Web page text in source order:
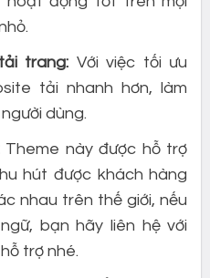
trang: Với việc tối ưu
tải nhanh hơn, làm
dùng.
Theme này được hỗ trợ
hút được khách hàng
nhau trên thế giới, nếu
bạn hãy liên hệ với
trợ nhé.